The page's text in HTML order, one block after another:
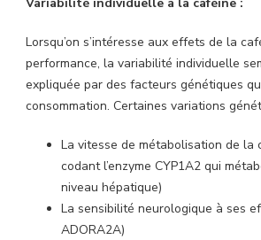
Variabilité individuelle à la caféine :
Lorsqu’on s’intéresse aux effets de la
performance, la variabilité individuelle
expliquée par des facteurs génétiques
consommation. Certaines variations
La vitesse de métabolisation de la
codant l’enzyme CYP1A2 qui
niveau hépatique)
La sensibilité neurologique à ses
ADORA2A)